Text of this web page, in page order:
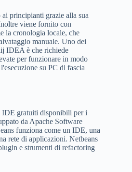
principianti grazie alla sua
viene fornito con
la cronologia locale, che
manuale. Uno dei
IDEA è che richiede
per funzionare in modo
su PC di fascia
gratuiti disponibili per i
da Apache Software
funziona come un IDE, una
rete di applicazioni. Netbeans
e strumenti di refactoring